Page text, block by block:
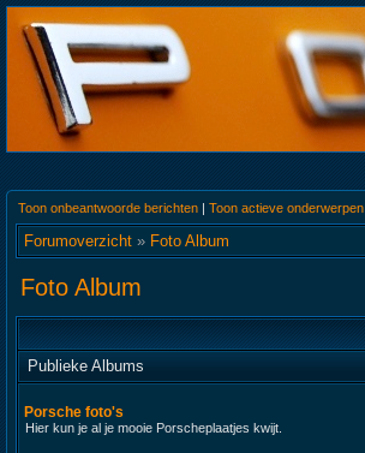
Toon onbeantwoorde berichten | Toon actieve onderwerpen
Forumoverzicht » Foto Album
Foto Album
Publieke Albums
Porsche foto's
Hier kun je al je mooie Porscheplaatjes kwijt.